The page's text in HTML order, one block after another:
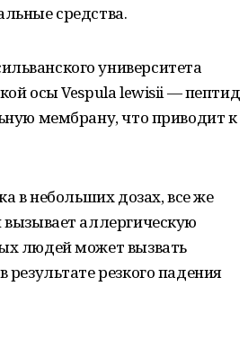
средства.
университета
осы Vespula lewisii — пептид
мембрану, что приводит к
в небольших дозах, все же
аллергическую
людей может вызвать
резкого падения